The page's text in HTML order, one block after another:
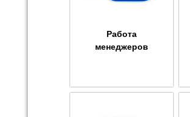
Работа
менеджеров